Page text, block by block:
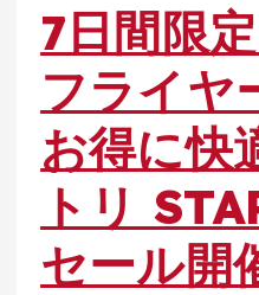
7日間限
フライヤ
お得に快
トリ
セール開